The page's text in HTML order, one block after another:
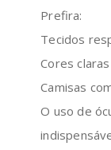
Prefira:
Tecidos
Cores claras
Camisas
O uso de